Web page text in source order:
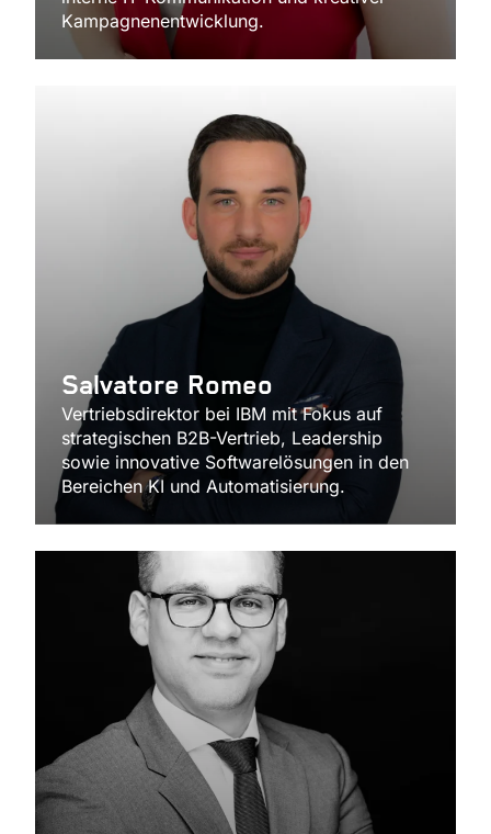
Kampagnenentwicklung.
Salvatore Romeo
Vertriebsdirektor bei IBM mit Fokus auf
strategischen B2B-Vertrieb, Leadership
sowie innovative Softwarelösungen in den
Bereichen KI und Automatisierung.